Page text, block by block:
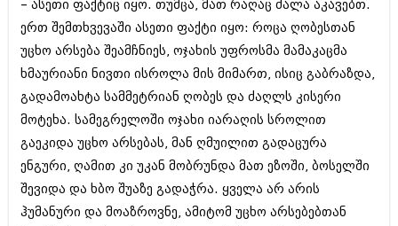
– ასეთი ფაქტიც იყო. თუმცა, მათ რაღაც ძალა აკავებთ.
ერთ შემთხვევაში ასეთი ფაქტი იყო: როცა ღობესთან
უცხო არსება შეამჩნიეს, ოჯახის უფროსმა მამაკაცმა
ხმაურიანი ნივთი ისროლა მის მიმართ, ისიც გაბრაზდა,
გადამოახტა სამმეტრიან ღობეს და ძაღლს კისერი
მოტეხა. სამეგრელოში ოჯახი იარაღის სროლით
გაეკიდა უცხო არსებას, მან ღმუილით გადაცურა
ენგური, ღამით კი უკან მობრუნდა მათ ეზოში, ბოსელში
შევიდა და ხბო შუაზე გადაჭრა. ყველა არ არის
ჰუმანური და მოაზროვნე, ამიტომ უცხო არსებებთან